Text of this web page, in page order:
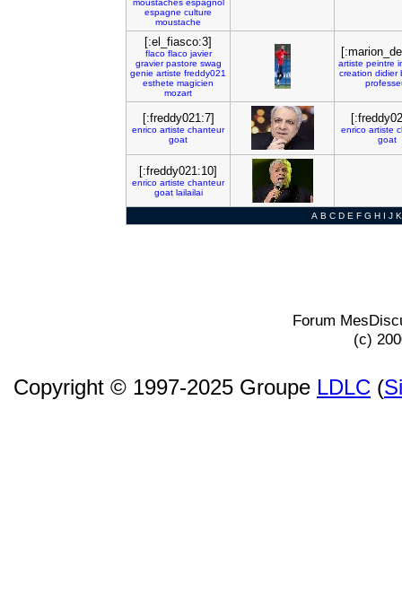
moustaches espagnol
espagne culture
moustache
[:el_fiasco:3]
flaco flaco javier
gravier pastore swag
genie artiste freddy021
esthete magicien
mozart
artiste peintre
creation didier
[:freddy021:7]
enrico artiste chanteur
goat
enrico artiste
goat
[:freddy021:10]
enrico artiste chanteur
goat lailailai
A B C D E F G H I J K
Forum
(c)
Copyright © 1997-2025 Groupe LDLC (